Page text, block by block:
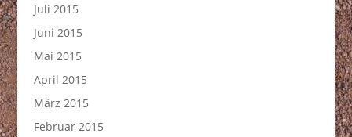
Juli 2015
Juni 2015
Mai 2015
April 2015
März 2015
Februar 2015